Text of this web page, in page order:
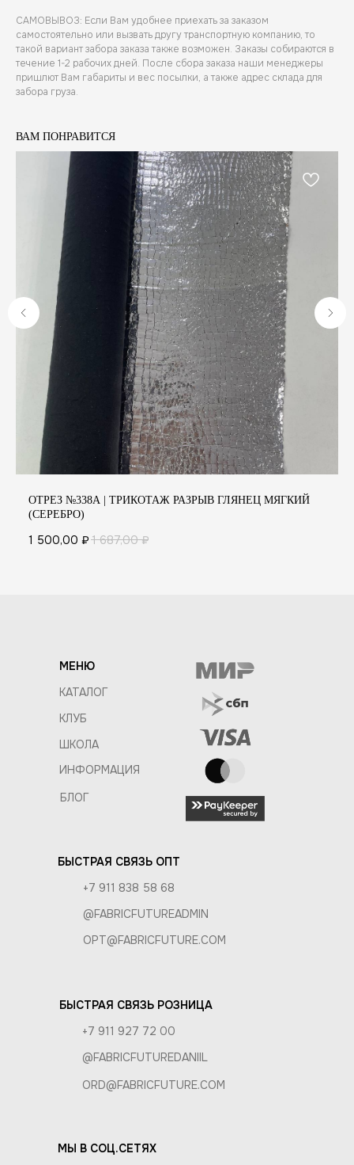
САМОВЫВОЗ: Если Вам удобнее приехать за заказом
самостоятельно или вызвать другу транспортную компанию, то
такой вариант забора заказа также возможен. Заказы собираются в
течение 1-2 рабочих дней. После сбора заказа наши менеджеры
пришлют Вам габариты и вес посылки, а также адрес склада для
забора груза.
ВАМ ПОНРАВИТСЯ
ОТРЕЗ №338А | ТРИКОТАЖ РАЗРЫВ ГЛЯНЕЦ МЯГКИЙ
(СЕРЕБРО)
1 500,00 ₽ 1 687,00 ₽
МЕНЮ
КАТАЛОГ
КЛУБ
ШКОЛА
ИНФОРМАЦИЯ
БЛОГ
БЫСТРАЯ СВЯЗЬ ОПТ
+7 911 838 58 68
@FABRICFUTUREADMIN
OPT@FABRICFUTURE.COM
БЫСТРАЯ СВЯЗЬ РОЗНИЦА
МЫ В СОЦ.СЕТЯХ
+7 911 927 72 00
@FABRICFUTUREDANIIL
ORD@FABRICFUTURE.COM